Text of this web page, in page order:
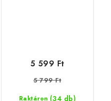
Raktáron (34 db)
5 599 Ft
5 799 Ft